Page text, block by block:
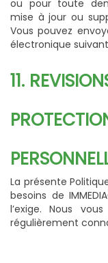
ou pour toute
mise à jour ou
Vous pouvez
électronique
11.
La présente
besoins de
l’exige. Nous
régulièrement